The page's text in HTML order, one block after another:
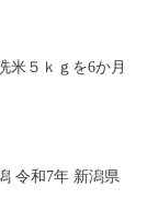
米５ｋｇを6か月
令和7年 新潟県